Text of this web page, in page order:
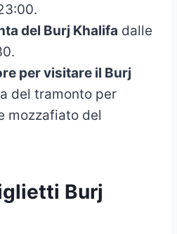
del Burj Khalifa dalle
per visitare il Burj
del tramonto per
mozzafiato del
Burj